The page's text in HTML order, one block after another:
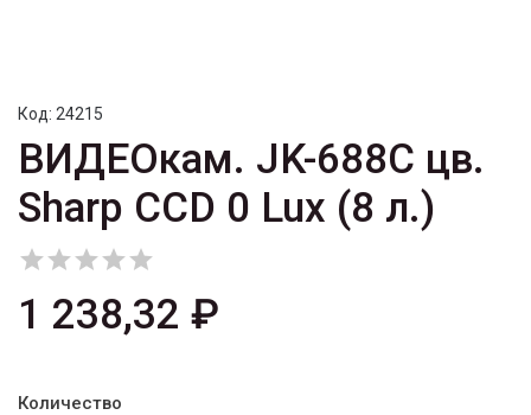
Код: 24215
ВИДЕОкам. JK-688C цв.
Sharp CCD 0 Lux (8 л.)

1 238,32 ₽
Количество